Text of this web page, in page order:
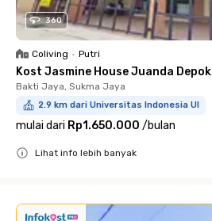
360
Coliving • Putri
Kost Jasmine House Juanda Depok
Bakti Jaya, Sukma Jaya
2.9 km dari Universitas Indonesia UI
mulai dari Rp1.650.000 /bulan
Lihat info lebih banyak